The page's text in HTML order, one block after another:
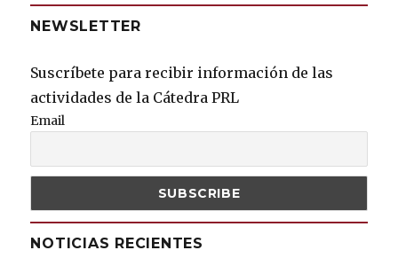
NEWSLETTER
Suscríbete para recibir información de las
actividades de la Cátedra PRL
Email
NOTICIAS RECIENTES